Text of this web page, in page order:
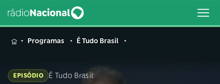
MENUProgramas É Tudo Brasil
EPISÓDIO É Tudo Brasil